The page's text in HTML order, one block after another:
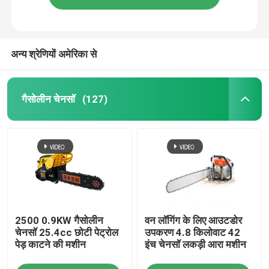
अन्य श्रेणियों अमेरिका से
गैसोलीन चेनसॉ (127)
2500 0.9KW गैसोलीन
चेनसॉ 25.4cc छोटी पेट्रोल
पेड़ काटने की मशीन
वन लॉगिंग के लिए आउटडोर
उपकरण 4.8 किलोवाट 42
इंच चेनसॉ लकड़ी आरा मशीन